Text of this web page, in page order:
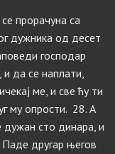
прорачуна са
дужника од десет
господар
да се наплати,
ме, и све ћу ти
му опрости. 28. А
дужан сто динара, и
другар његов